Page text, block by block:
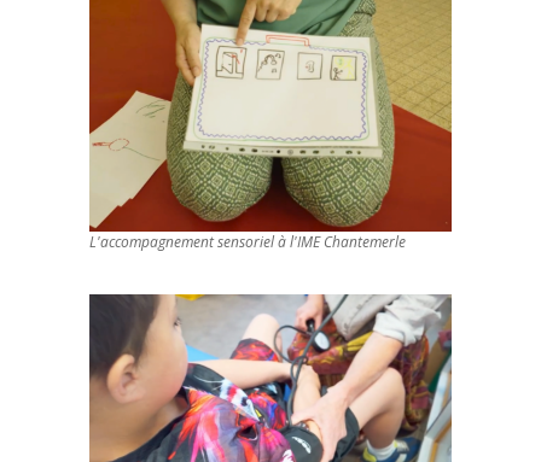
L'accompagnement sensoriel à l'IME Chantemerle